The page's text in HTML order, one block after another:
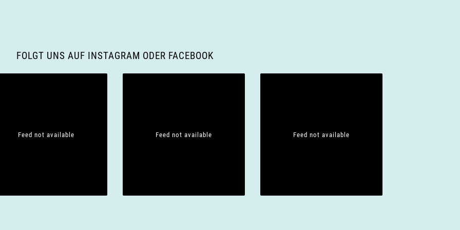
FOLGT UNS AUF INSTAGRAM ODER FACEBOOK
Feed not available Feed not available Feed not available